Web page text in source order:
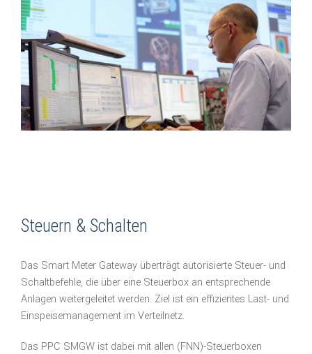
Steuern & Schalten
Das Smart Meter Gateway überträgt autorisierte Steuer- und
Schaltbefehle, die über eine Steuerbox an entsprechende
Anlagen weitergeleitet werden. Ziel ist ein effizientes Last- und
Einspeisemanagement im Verteilnetz.
Das PPC SMGW ist dabei mit allen (FNN)-Steuerboxen